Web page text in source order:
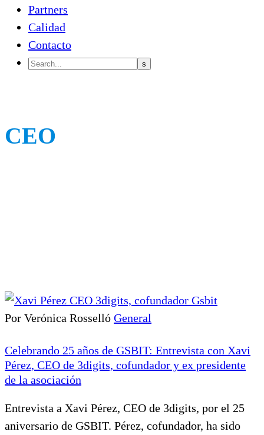
Partners
Calidad
Contacto
CEO
Por Verónica Rosselló General
Celebrando 25 años de GSBIT: Entrevista con Xavi
Pérez, CEO de 3digits, cofundador y ex presidente
de la asociación
Entrevista a Xavi Pérez, CEO de 3digits, por el 25
aniversario de GSBIT. Pérez, cofundador, ha sido